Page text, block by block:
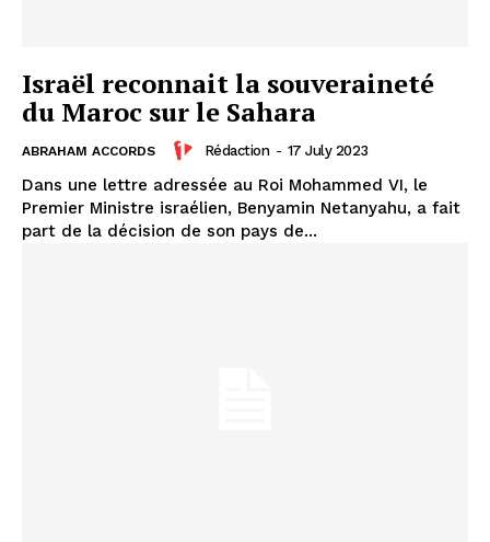
Israël reconnait la souveraineté
du Maroc sur le Sahara
ABRAHAM ACCORDS Rédaction - 17 July 2023
Dans une lettre adressée au Roi Mohammed VI, le
Premier Ministre israélien, Benyamin Netanyahu, a fait
part de la décision de son pays de...